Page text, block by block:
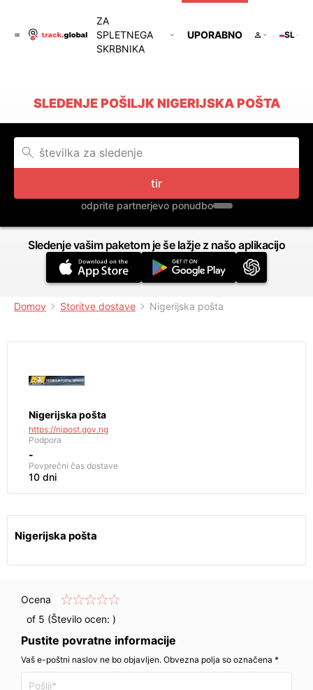
ZA
SPLETNEGA
SKRBNIKA
UPORABNO SL
SLEDENJE POŠILJK NIGERIJSKA POŠTA
tir
odprite partnerjevo ponudbo
Sledenje vašim paketom je še lažje z našo aplikacijo
Domov Storitve dostave Nigerijska pošta
Nigerijska pošta
https://nipost.gov.ng
Podpora
-
Povprečni čas dostave
10 dni
Nigerijska pošta
Ocena
of 5 (Število ocen: )
Pustite povratne informacije
Vaš e-poštni naslov ne bo objavljen. Obvezna polja so označena *